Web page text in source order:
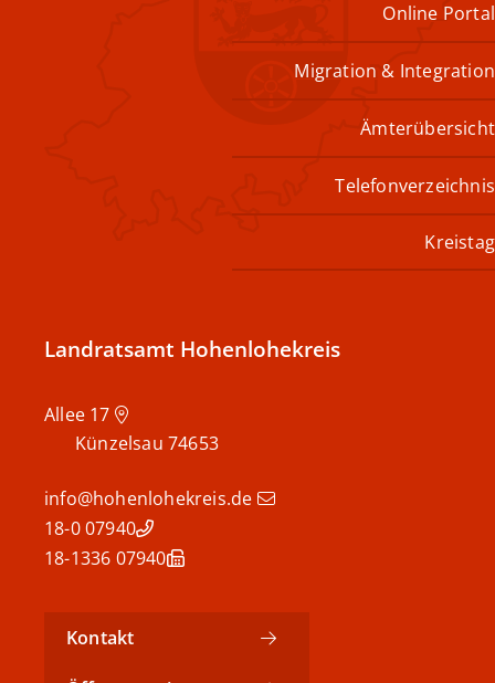
Online Portal
Migration & Integration
Ämterübersicht
Telefonverzeichnis
Kreistag
Landratsamt Hohenlohekreis
74653
Künzelsau
info@hohenlohekreis.de
07940 18-0
07940 18-1336
Kontakt